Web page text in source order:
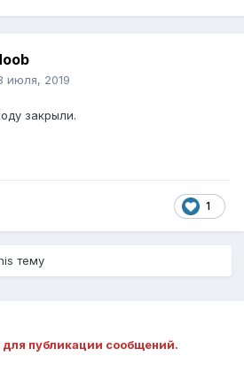
июля, 2019
закрыли.
1
тему
публикации сообщений.